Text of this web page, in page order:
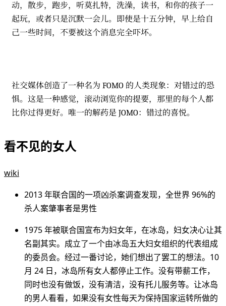
动，散步，跑步，听莫扎特，洗澡，读书，和你的孩子一
起玩，或者只是沉默一会儿。即使是十五分钟，早上给自
己一些时间，不要被这个消息完全吓坏。
社交媒体创造了一种名为 FOMO 的人类现象：对错过的恐
惧。这是一种感觉，滚动浏览你的提要，那里的每个人都
比你过得更好。唯一的解药是 JOMO：错过的喜悦。
看不见的女人
wiki
2013 年联合国的一项凶杀案调查发现，全世界 96%的
杀人案肇事者是男性
1975 年被联合国宣布为妇女年，在冰岛，妇女决心让其
名副其实。成立了一个由冰岛五大妇女组织的代表组成
的委员会。经过一番讨论，她们想出了罢工的想法。10
月 24 日，冰岛所有女人都停止工作。没有带薪工作，
同时也没有做饭，没有清洁，没有托儿服务等。让冰岛
的男人看看，如果没有女性每天为保持国家运转所做的